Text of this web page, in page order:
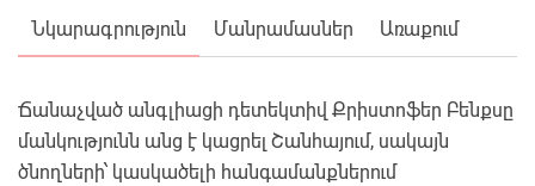
Նկարագրություն Մանրամասներ Առաքում
Ճանաչված անգլիացի դետեկտիվ Քրիստոֆեր Բենքսը
մանկությունն անց է կացրել Շանհայում, սակայն
ծնողների՝ կասկածելի հանգամանքներում